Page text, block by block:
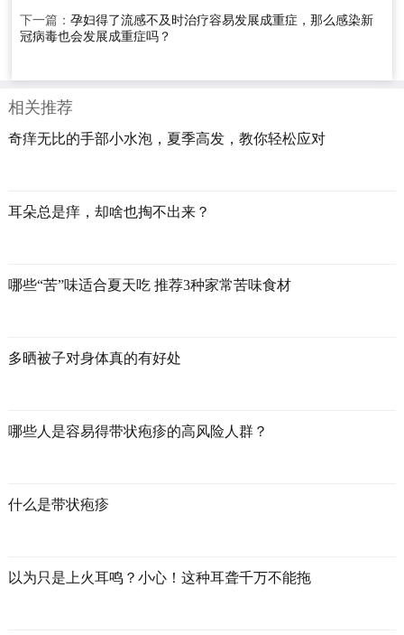
下一篇： 孕妇得了流感不及时治疗容易发展成重症，那么感染新
冠病毒也会发展成重症吗？
相关推荐
奇痒无比的手部小水泡，夏季高发，教你轻松应对
耳朵总是痒，却啥也掏不出来？
哪些“苦”味适合夏天吃 推荐3种家常苦味食材
多晒被子对身体真的有好处
哪些人是容易得带状疱疹的高风险人群？
什么是带状疱疹
以为只是上火耳鸣？小心！这种耳聋千万不能拖